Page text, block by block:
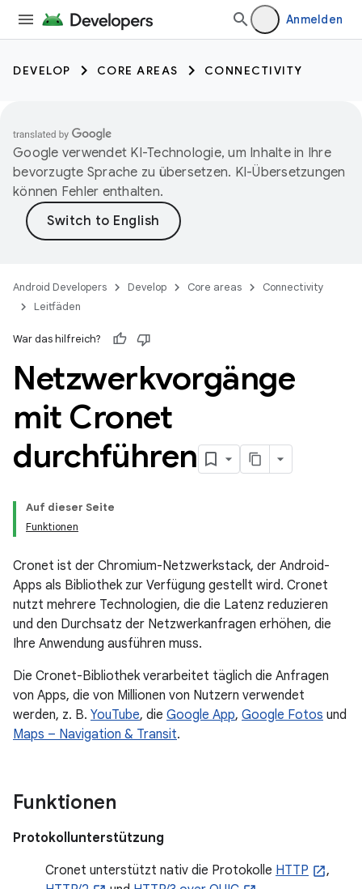
Anmelden
DEVELOP CORE AREAS CONNECTIVITY
Google verwendet KI-Technologie, um Inhalte in Ihre
bevorzugte Sprache zu übersetzen. KI-Übersetzungen
können Fehler enthalten.
Android Developers Develop Core areas
Connectivity
Leitfäden
War das hilfreich?
Netzwerkvorgänge
mit Cronet
durchführen
Auf dieser Seite
Funktionen
Cronet ist der Chromium-Netzwerkstack, der Android-
Apps als Bibliothek zur Verfügung gestellt wird. Cronet
nutzt mehrere Technologien, die die Latenz reduzieren
und den Durchsatz der Netzwerkanfragen erhöhen, die
Ihre Anwendung ausführen muss.
Die Cronet-Bibliothek verarbeitet täglich die Anfragen
von Apps, die von Millionen von Nutzern verwendet
werden, z. B. YouTube, die Google App, Google Fotos und
Maps – Navigation & Transit.
Funktionen
Protokollunterstützung
Cronet unterstützt nativ die Protokolle HTTP
,